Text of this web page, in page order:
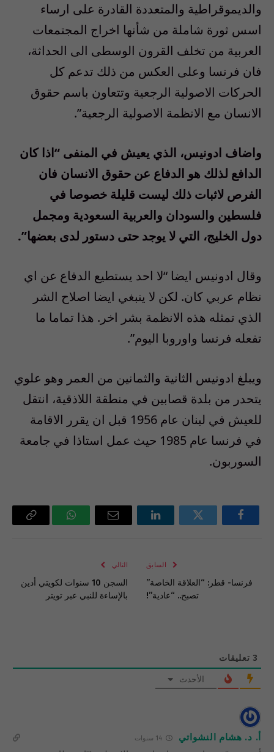
والديموقراطية والمتعددة القادرة على ارساء
اسس ثورة شاملة من شأنها اخراج المجتمعات
العربية من تخلف القرون الوسطى الى الحداثة،
فان فرنسا وعلى العكس من ذلك تدعم كل
الحركات الاصولية الرجعية وتتعاون باسم حقوق
الانسان مع الانظمة الاصولية الرجعية”.
واضاف ادونيس، الذي يعيش في المنفى “اذا كان
الدافع لذلك هو الدفاع عن حقوق الانسان فان
الفرص لاثبات ذلك ليست قليلة خصوصا في
فلسطين والسودان والعربية السعودية ومجمل
دول الخليج، التي لا يوجد حتى دستور لدى بعضها”.
وقال ادونيس ايضا “لا احد يستطيع الدفاع عن اي
نظام عربي كان. لكن لا ينبغي ايضا اصلاح الشر
الذي تمثله هذه الانظمة بشر اخر. هذا تماما ما
تفعله فرنسا واوروبا اليوم”.
ويبلغ ادونيس الثانية والثمانين من العمر وهو علوي
يتحدر من بلدة قصابين في منطقة اللاذقية، انتقل
للعيش في لبنان عام 1956 قبل ان يقرر الاقامة
في فرنسا عام 1985 حيث عمل استاذا في جامعة
السوربون.
فيسبوك تويتر لينكدإن
البريد
واتساب Copy
السابق
فرنسا- قطر: “العلاقة الخاصة”
تصبح.. “عادية”!
التالي
السجن 10 سنوات لكويتي أدين
بالإساءة للنبي عبر تويتر
3 تعليقات
الأحدث
أ. د. هشام النشواتي 14 سنوات